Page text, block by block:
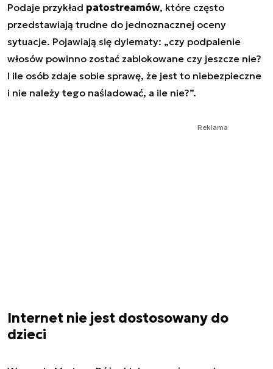
Podaje przykład patostreamów, które często
przedstawiają trudne do jednoznacznej oceny
sytuacje. Pojawiają się dylematy: „czy podpalenie
włosów powinno zostać zablokowane czy jeszcze nie?
I ile osób zdaje sobie sprawę, że jest to niebezpieczne
i nie należy tego naśladować, a ile nie?”.
Reklama
Internet nie jest dostosowany do
dzieci